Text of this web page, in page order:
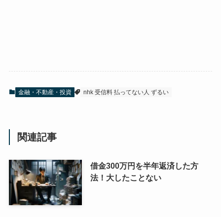
金融・不動産・投資 nhk 受信料 払ってない人 ずるい
関連記事
借金300万円を半年返済した方
法！大したことない